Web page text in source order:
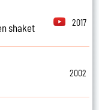
shaket
2017
2002